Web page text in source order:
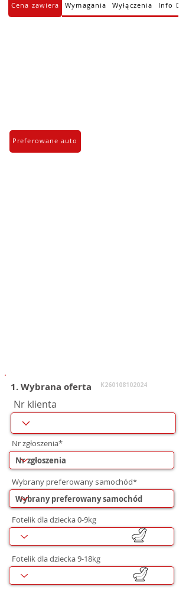
Cena zawiera Wymagania Wyłączenia Info
Preferowane auto
1. Wybrana oferta K260108102024
Nr klienta
Nr zgłoszenia*
Wybrany preferowany samochód*
Fotelik dla dziecka 0-9kg
Fotelik dla dziecka 9-18kg